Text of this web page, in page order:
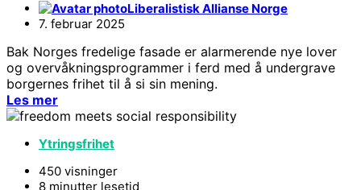
Liberalistisk Allianse Norge
7. februar 2025
Bak Norges fredelige fasade er alarmerende nye lover
og overvåkningsprogrammer i ferd med å undergrave
borgernes frihet til å si sin mening.
Les mer
Ytringsfrihet
450 visninger
8 minutter lesetid